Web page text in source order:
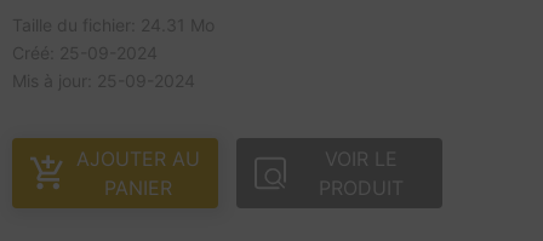
AJOUTER AU
PANIER
VOIR LE
PRODUIT